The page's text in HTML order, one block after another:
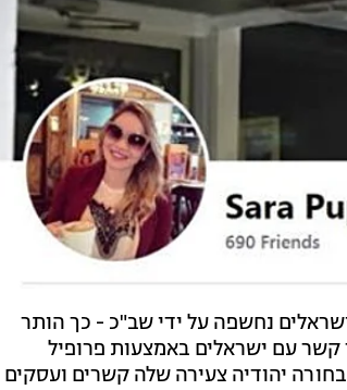
נחשפה על ידי שב"כ - כך הותר
קשר עם ישראלים באמצעות פרופיל
יהודיה צעירה שלה קשרים ועסקים